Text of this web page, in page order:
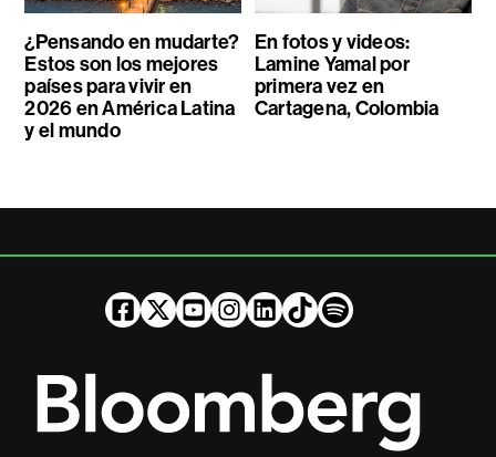
¿Pensando en mudarte?
Estos son los mejores
países para vivir en
2026 en América Latina
y el mundo
En fotos y videos:
Lamine Yamal por
primera vez en
Cartagena, Colombia